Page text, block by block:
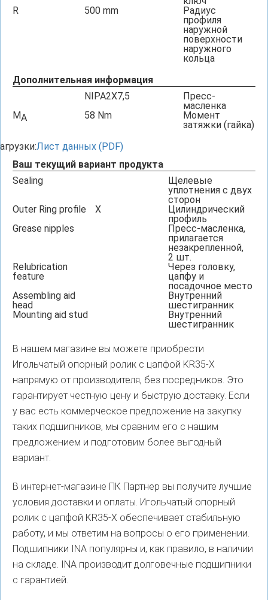
R
500 mm
Радиус
профиля
наружной
поверхности
наружного
кольца
Дополнительная информация
NIPA2X7,5
Пресс-
масленка
MA 58 Nm
Момент
затяжки (гайка)
Лист данных (PDF)
Ваш текущий вариант продукта
Sealing
Щелевые
уплотнения с двух
сторон
Outer Ring profile
X
Цилиндрический
профиль
Grease nipples
Пресс-масленка,
прилагается
незакрепленной,
2 шт.
Relubrication
feature
Через головку,
цапфу и
посадочное место
Assembling aid
head
Внутренний
шестигранник
Mounting aid stud
Внутренний
шестигранник
В нашем магазине вы можете приобрести
Игольчатый опорный ролик с цапфой KR35-X
напрямую от производителя, без посредников. Это
гарантирует честную цену и быструю доставку. Если
у вас есть коммерческое предложение на закупку
таких подшипников, мы сравним его с нашим
предложением и подготовим более выгодный
вариант.
В интернет-магазине ПК Партнер вы получите лучшие
условия доставки и оплаты. Игольчатый опорный
ролик с цапфой KR35-X обеспечивает стабильную
работу, и мы ответим на вопросы о его применении.
Подшипники INA популярны и, как правило, в наличии
на складе. INA производит долговечные подшипники
с гарантией.